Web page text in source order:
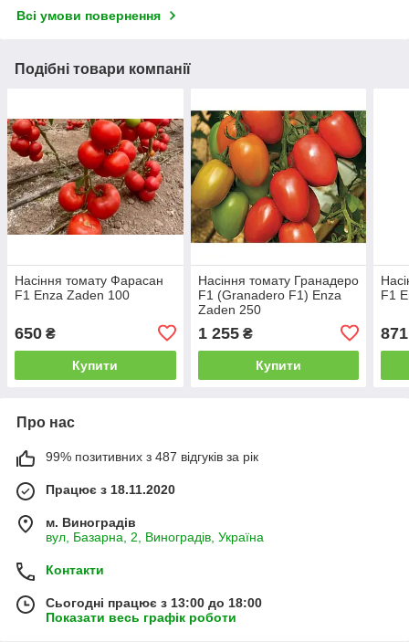
Всі умови повернення
Подібні товари компанії
Насіння томату Фарасан
F1 Enza Zaden 100
650 ₴
Купити
Насіння томату Гранадеро
F1 (Granadero F1) Enza
Zaden 250
1 255₴
Купити
F1
871
Про нас
99% позитивних з 487 відгуків за рік
Працює з 18.11.2020
м. Виноградів
вул, Базарна, 2, Виноградів, Україна
Контакти
Сьогодні працює з 13:00 до 18:00
Показати весь графік роботи